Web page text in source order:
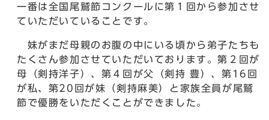
一番は全国尾鷲節コンクールに第１回から参加させ
ていただいていることです。
妹がまだ母親のお腹の中にいる頃から弟子たちも
たくさん参加させていただいております。第２回が
母（剣持洋子）、第４回が父（剣持 豊）、第16回
が私、第20回が妹（剣持麻美）と家族全員が尾鷲
節で優勝をいただくことができました。